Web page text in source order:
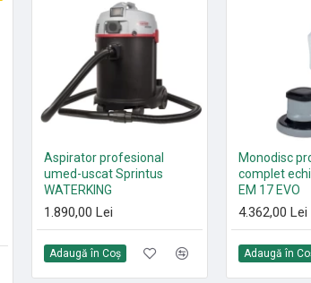
Paduri curățenie poliester
Roșu 305 mm - 530 mm
21,35 Lei
Set 10 saci
HEPA13
T11 EVO,
ERA EVO,
105,00 Lei
Aspirator profesional
umed-uscat Sprintus
WATERKING
1.890,00 Lei
Adaugă în Coş
Monodisc
complet
EM 17 EVO
4.362,00 Lei
Adaugă în